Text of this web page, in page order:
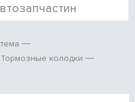
Тормозные колодки